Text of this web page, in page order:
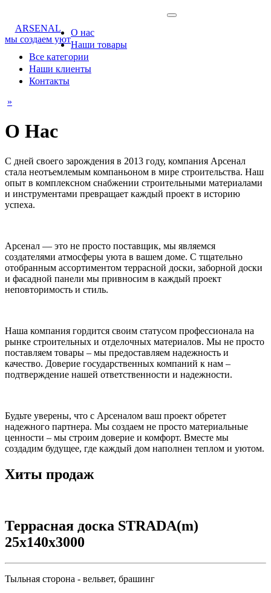
ARSENAL
мы создаем уют
О нас
Наши товары
Все категории
Наши клиенты
Контакты
»
О Нас
С дней своего зарождения в 2013 году, компания Арсенал
стала неотъемлемым компаньоном в мире строительства. Наш
опыт в комплексном снабжении строительными материалами
и инструментами превращает каждый проект в историю
успеха.
Арсенал — это не просто поставщик, мы являемся
создателями атмосферы уюта в вашем доме. С тщательно
отобранным ассортиментом террасной доски, заборной доски
и фасадной панели мы привносим в каждый проект
неповторимость и стиль.
Наша компания гордится своим статусом профессионала на
рынке строительных и отделочных материалов. Мы не просто
поставляем товары – мы предоставляем надежность и
качество. Доверие государственных компаний к нам –
подтверждение нашей ответственности и надежности.
Будьте уверены, что с Арсеналом ваш проект обретет
надежного партнера. Мы создаем не просто материальные
ценности – мы строим доверие и комфорт. Вместе мы
создадим будущее, где каждый дом наполнен теплом и уютом.
Хиты продаж
Террасная доска STRADA(m)
25x140x3000
Тыльная сторона - вельвет, брашинг